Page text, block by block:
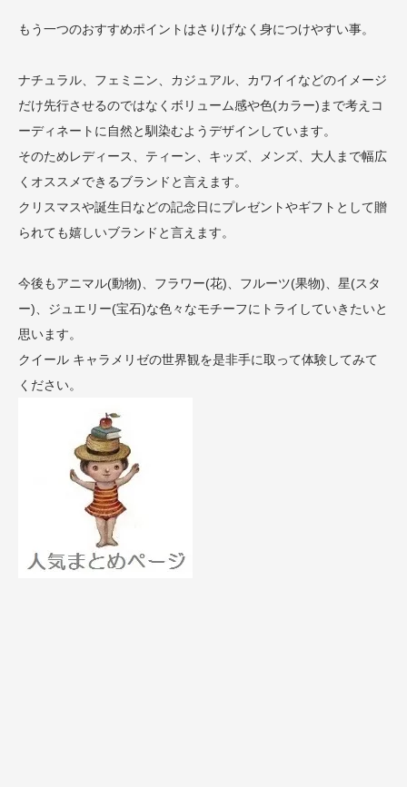
もう一つのおすすめポイントはさりげなく身につけやすい事。
ナチュラル、フェミニン、カジュアル、カワイイなどのイメージ
だけ先行させるのではなくボリューム感や色(カラー)まで考えコ
ーディネートに自然と馴染むようデザインしています。
そのためレディース、ティーン、キッズ、メンズ、大人まで幅広
くオススメできるブランドと言えます。
クリスマスや誕生日などの記念日にプレゼントやギフトとして贈
られても嬉しいブランドと言えます。
今後もアニマル(動物)、フラワー(花)、フルーツ(果物)、星(スタ
ー)、ジュエリー(宝石)な色々なモチーフにトライしていきたいと
思います。
クイール キャラメリゼの世界観を是非手に取って体験してみて
ください。